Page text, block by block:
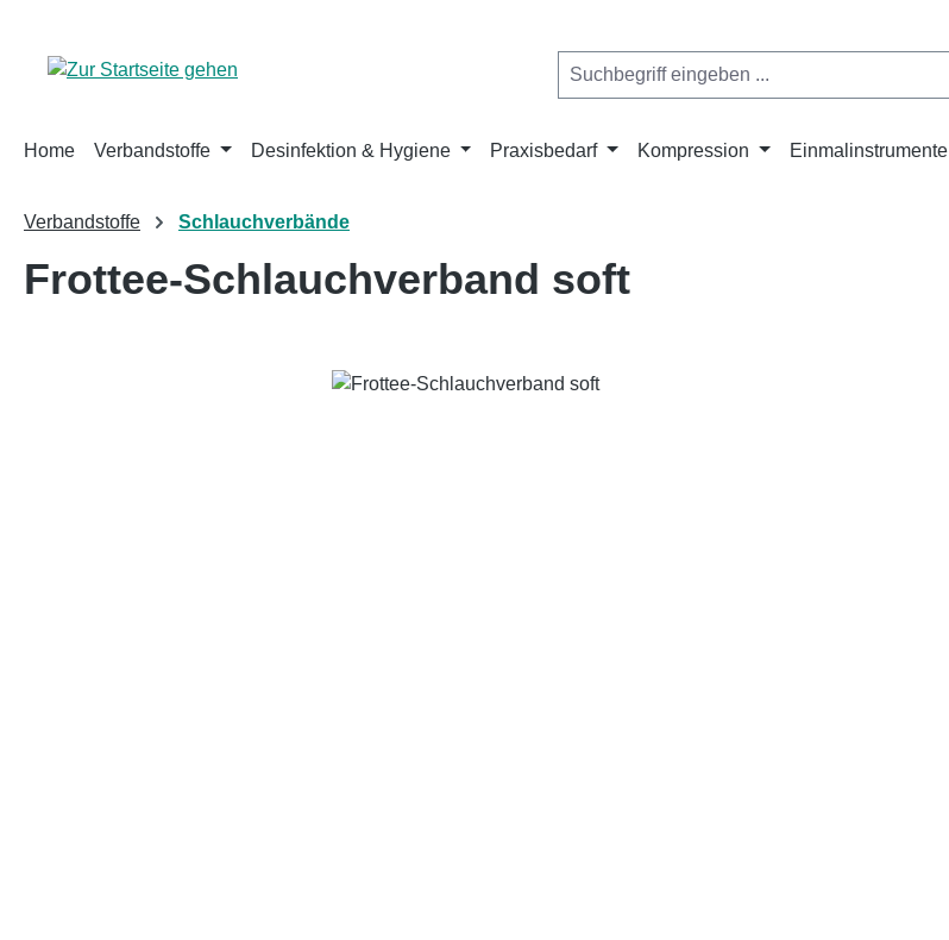
Home Verbandstoffe Desinfektion & Hygiene Praxisbedarf Kompression Einmalinstrumente
Verbandstoffe Schlauchverbände
Frottee-Schlauchverband soft